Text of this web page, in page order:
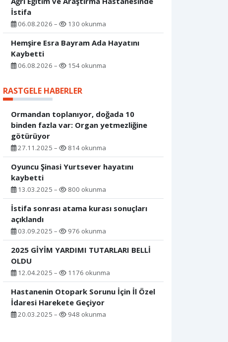
İstifa
06.08.2026 – 130 okunma
Hemşire Esra Bayram Ada Hayatını
Kaybetti
06.08.2026 – 154 okunma
RASTGELE HABERLER
Ormandan toplanıyor, doğada 10
binden fazla var: Organ yetmezliğine
götürüyor
27.11.2025 – 814 okunma
Oyuncu Şinasi Yurtsever hayatını
kaybetti
13.03.2025 – 800 okunma
İstifa sonrası atama kurası sonuçları
açıklandı
03.09.2025 – 976 okunma
2025 GİYİM YARDIMI TUTARLARI BELLİ
OLDU
12.04.2025 – 1176 okunma
Hastanenin Otopark Sorunu İçin İl Özel
İdaresi Harekete Geçiyor
20.03.2025 – 948 okunma